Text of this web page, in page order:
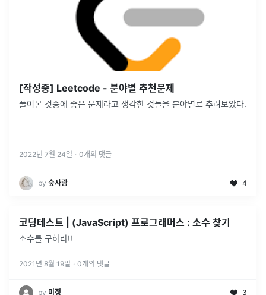
[작성중] Leetcode - 분야별 추천문제
풀어본 것중에 좋은 문제라고 생각한 것들을 분야별로 추려보았다.
2022년 7월 24일 · 0개의 댓글
by 숲사람 4
코딩테스트 | (JavaScript) 프로그래머스 : 소수 찾기
소수를 구하라!!
2021년 8월 19일 · 0개의 댓글
by 미정 3